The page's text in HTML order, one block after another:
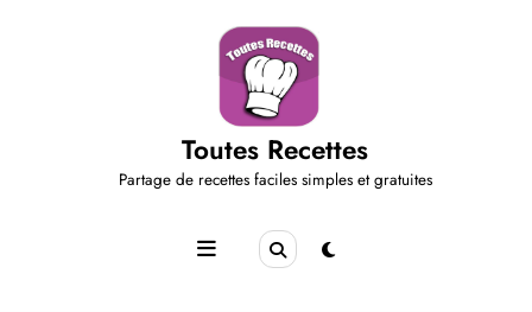
Toutes Recettes
Partage de recettes faciles simples et gratuites